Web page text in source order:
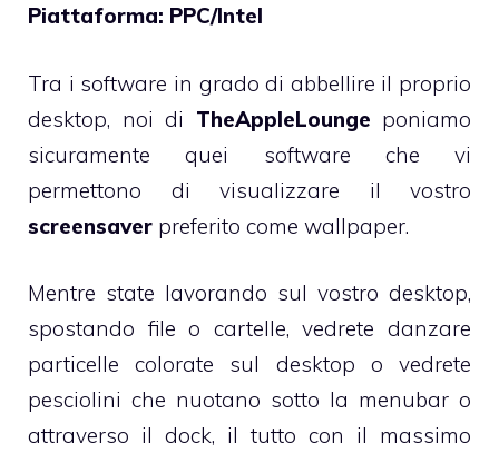
Piattaforma: PPC/Intel
Tra i software in grado di abbellire il proprio
desktop, noi di TheAppleLounge poniamo
sicuramente quei software che vi
permettono di visualizzare il vostro
screensaver preferito come wallpaper.
Mentre state lavorando sul vostro desktop,
spostando file o cartelle, vedrete danzare
particelle colorate sul desktop o vedrete
pesciolini che nuotano sotto la menubar o
attraverso il dock, il tutto con il massimo